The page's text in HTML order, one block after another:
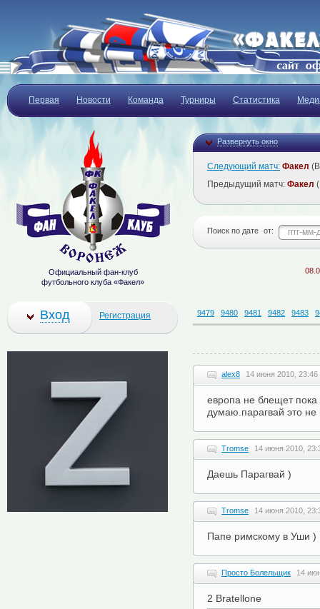
Первая Новости Команда Турниры Статистика
Развернуть окно
Следующий матч: Факел
Предыдущий матч: Факел
Поиск по дате от:
9479 9480 9481 9482 9483
alex8 14 июня 2010, 23:46
европа не блещет
думаю.парагвай это
Tromse 14 июня 2010,
Даешь Парагвай )
Tromse 14 июня 2010,
Папе римскому в Уши )
Просто Болельщик 14
2 Bratellone
Официальный фан-клуб
футбольного клуба «Факел»
Вход Регистрация